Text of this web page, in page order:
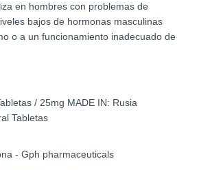
en hombres con problemas de
bajos de hormonas masculinas
o a un funcionamiento inadecuado de
/ 25mg MADE IN: Rusia
Tabletas